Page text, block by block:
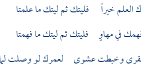
العلم خيراً فليتك ثم ليتك ما علمتا
في مهاوٍ فليتك ثم ليتك ما فهمتا
وخبطت عشوى لعمرك لو وصلت